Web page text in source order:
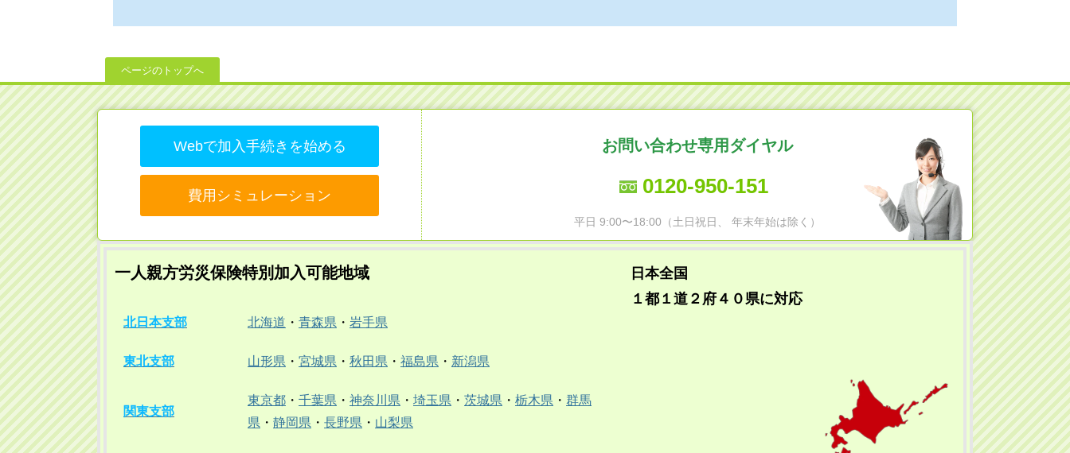
ページのトップへ
Webで加入手続きを始める
費用シミュレーション
お問い合わせ専用ダイヤル
0120-950-151
平日 9:00〜18:00（土日祝日、 年末年始は除く）
一人親方労災保険特別加入可能地域
北日本支部 北海道 ・ 青森県 ・ 岩手県
東北支部 山形県 ・ 宮城県 ・ 秋田県 ・ 福島県 ・ 新潟県
関東支部
東京都 ・ 千葉県 ・ 神奈川県 ・ 埼玉県 ・ 茨城県 ・ 栃木県 ・ 群馬
県 ・ 静岡県 ・ 長野県 ・ 山梨県
日本全国
１都１道２府４０県に対応